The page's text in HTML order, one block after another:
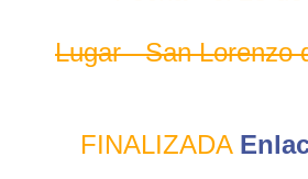
Lugar - San Lorenzo
FINALIZADA